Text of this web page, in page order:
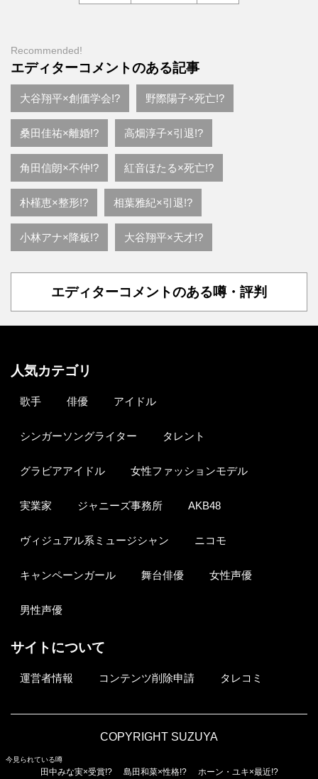
Recommended!
エディターコメントのある記事
大谷翔平×創価学会!? 野際陽子×死亡!?
桑田佳祐×離婚!? 高畑淳子×引退!?
角田信朗×不仲!? 紅音ほたる×死亡!?
朴槿恵×整形!? 相葉雅紀×引退!?
小林アナ×降板!? 大谷翔平×天才!?
エディターコメントのある噂・評判
人気カテゴリ
歌手 俳優 アイドル
シンガーソングライター タレント
グラビアアイドル 女性ファッションモデル
実業家 ジャニーズ事務所 AKB48
ヴィジュアル系ミュージシャン ニコモ
キャンペーンガール 舞台俳優 女性声優
男性声優
サイトについて
運営者情報 コンテンツ削除申請 タレコミ
COPYRIGHT SUZUYA
今見られている噂
田中みな実×受賞!? 島田和菜×性格!? ホーン・ユキ×最近!?